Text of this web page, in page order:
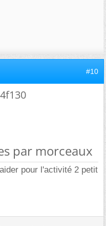
#10
par morceaux
pour l'activité 2 petit